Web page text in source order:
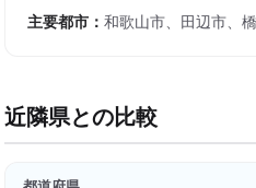
主要都市： 和歌山市、田辺市、
近隣県との比較